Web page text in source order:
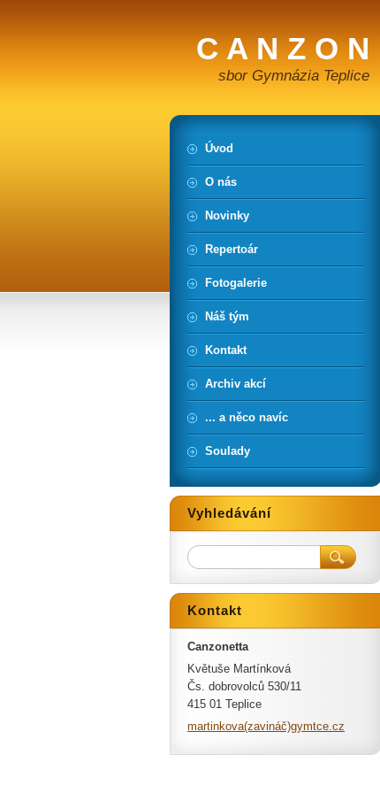
C A N Z O N
sbor Gymnázia Teplice
Úvod
O nás
Novinky
Repertoár
Fotogalerie
Náš tým
Kontakt
Archiv akcí
... a něco navíc
Soulady
Vyhledávání
Kontakt
Canzonetta
Květuše Martínková
Čs. dobrovolců 530/11
415 01 Teplice
martinkova(zavináč)gymtce.cz